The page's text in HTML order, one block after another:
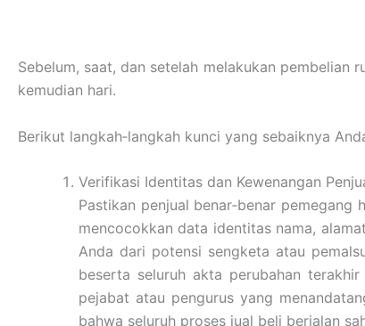
Sebelum, saat, dan setelah melakukan pembelian
kemudian hari.
Berikut langkah‐langkah kunci yang sebaiknya
Verifikasi Identitas dan Kewenangan
Pastikan penjual benar‐benar
mencocokkan data identitas nama,
Anda dari potensi sengketa atau
beserta seluruh akta perubahan
pejabat atau pengurus yang
bahwa seluruh proses jual beli berjalan